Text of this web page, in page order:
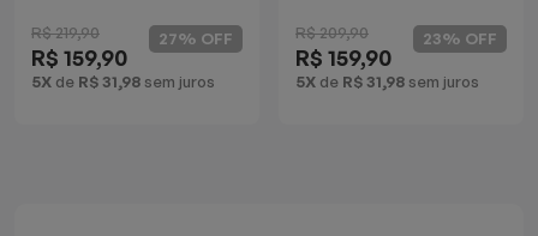
R$ 219,90
R$ 159,90
5X de R$ 31,98 sem juros
27% OFF R$ 209,90
R$ 159,90
5X de R$ 31,98 sem juros
23% OFF